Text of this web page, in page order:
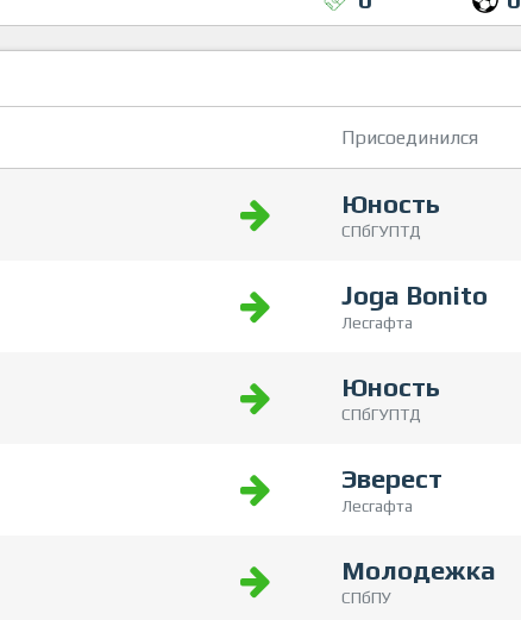
Присоединился
Юность
СПбГУПТД
Joga Bonito
Лесгафта
Юность
СПбГУПТД
Эверест
Лесгафта
Молодежка
СПбПУ